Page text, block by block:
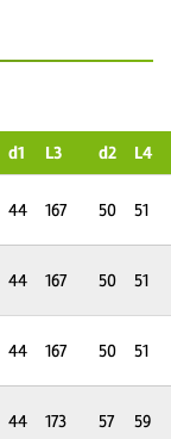
d1 L3 d2 L4
44 167 50 51
44 167 50 51
44 167 50 51
44 173 57 59